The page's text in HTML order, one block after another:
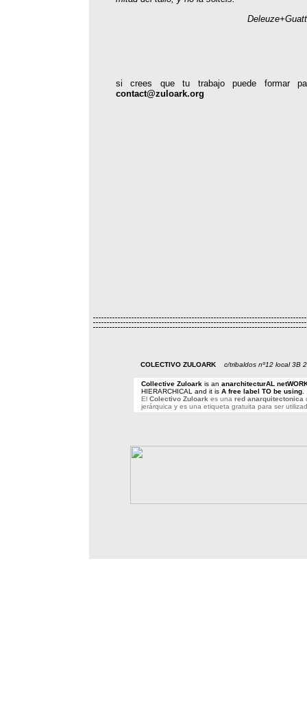
si crees que tu trabajo puede formar
contact@zuloark.org
COLECTIVO ZULOARK c/tribaldos nº12 local 3B
Collective Zuloark is an anarchitecturAL
HIERARCHICAL and it is A free label TO be using.
El Colectivo Zuloark es una red anarquitectonica
jerárquica y es una etiqueta gratuita para ser